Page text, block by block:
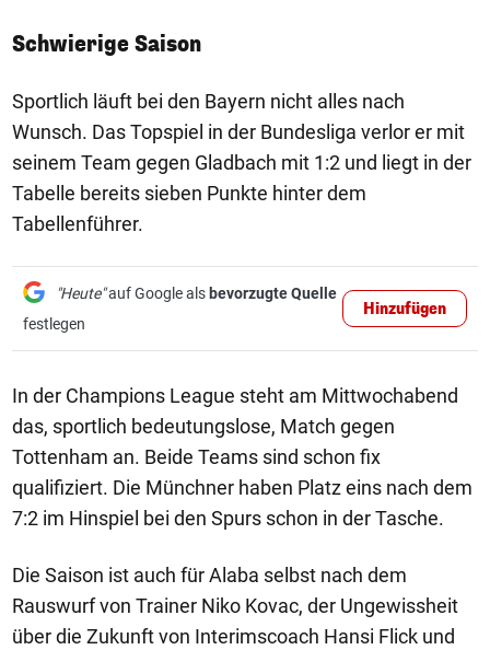
Schwierige Saison
Sportlich läuft bei den Bayern nicht alles nach
Wunsch. Das Topspiel in der Bundesliga verlor er mit
seinem Team gegen Gladbach mit 1:2 und liegt in der
Tabelle bereits sieben Punkte hinter dem
Tabellenführer.
"Heute"auf Google als bevorzugte Quelle
festlegen
Hinzufügen
In der Champions League steht am Mittwochabend
das, sportlich bedeutungslose, Match gegen
Tottenham an. Beide Teams sind schon fix
qualifiziert. Die Münchner haben Platz eins nach dem
7:2 im Hinspiel bei den Spurs schon in der Tasche.
Die Saison ist auch für Alaba selbst nach dem
Rauswurf von Trainer Niko Kovac, der Ungewissheit
über die Zukunft von Interimscoach Hansi Flick und